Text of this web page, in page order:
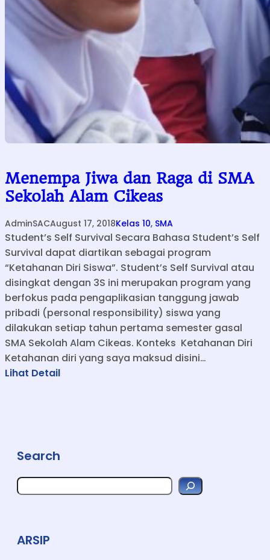
Menempa Jiwa dan Raga di SMA
Sekolah Alam Cikeas
AdminSACAugust 17, 2018Kelas 10, SMA
Student’s Self Survival Secara Bahasa Student’s Self
Survival dapat diartikan sebagai program
“Ketahanan Diri Siswa”. Student’s Self Survival atau
disingkat dengan 3S ini merupakan program yang
berfokus pada pengaplikasian tanggung jawab
pribadi (personal responsibility) siswa yang
dilakukan setiap tahun pertama semester gasal
SMA Sekolah Alam Cikeas. Konteks Ketahanan Diri
Ketahanan diri yang saya maksud disini…
Lihat Detail:
a
J
Search
S
e
h
ARSIP